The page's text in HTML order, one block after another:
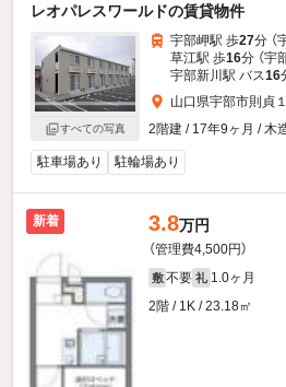
レオパレスワールドの賃貸物件
すべての写真
宇部岬駅 歩27分 （
草江駅 歩16分 （宇
宇部新川駅 バス16
山口県宇部市則貞
2階建 / 17年9ヶ月 / 木
駐車場あり 駐輪場あり
新着 3.8万円
（管理費4,500円）
敷 不要 礼 1.0ヶ月
2階 / 1K / 23.18㎡